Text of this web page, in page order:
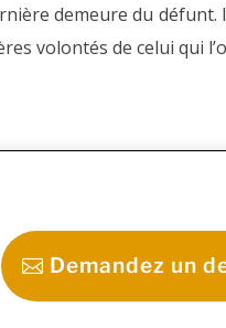
demeure du défunt.
volontés de celui qui
Demandez un